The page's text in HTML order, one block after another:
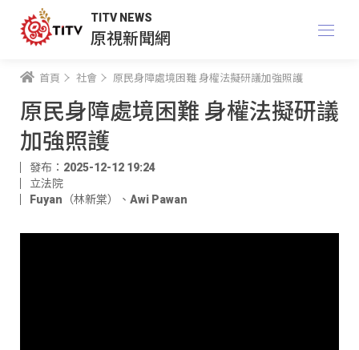
TITV NEWS
原視新聞網
首頁 社會 原民身障處境困難 身權法擬研議加強照護
原民身障處境困難 身權法擬研議
加強照護
發布：2025-12-12 19:24
立法院
Fuyan（林新棠）
、 Awi Pawan